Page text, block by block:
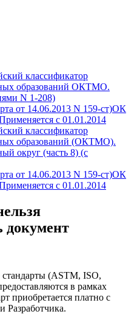
классификатор
образований ОКТМО.
N 1-208)
от 14.06.2013 N 159-ст)ОК
с 01.01.2014
классификатор
образований (ОКТМО).
округ (часть 8) (с
от 14.06.2013 N 159-ст)ОК
с 01.01.2014
документ
(ASTM, ISO,
в рамках
приобретается платно с
Разработчика.